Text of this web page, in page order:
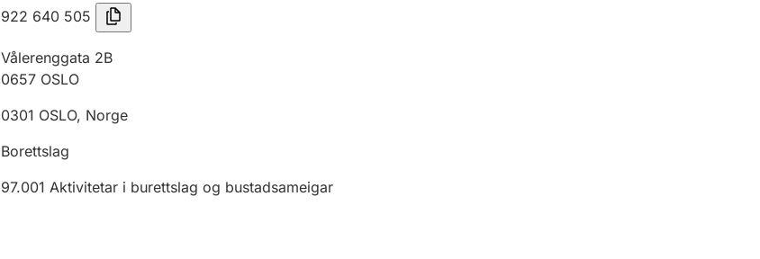
922 640 505
Vålerenggata 2B
0657 OSLO
0301 OSLO, Norge
Borettslag
97.001 Aktivitetar i burettslag og bustadsameigar